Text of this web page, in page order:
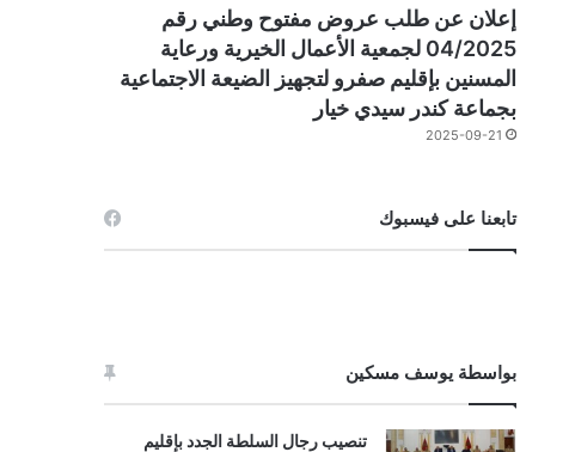
إعلان عن طلب عروض مفتوح وطني رقم
04/2025 لجمعية الأعمال الخيرية ورعاية
المسنين بإقليم صفرو لتجهيز الضيعة الاجتماعية
بجماعة كندر سيدي خيار
2025-09-21
تابعنا على فيسبوك
بواسطة يوسف مسكين
تنصيب رجال السلطة الجدد بإقليم